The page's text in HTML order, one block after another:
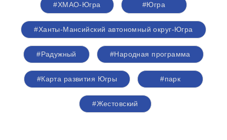
#ХМАО-Югра #Югра
#Ханты-Мансийский автономный округ-Югра
#Радужный #Народная программа
#Карта развития Югры #парк
#Жестовский